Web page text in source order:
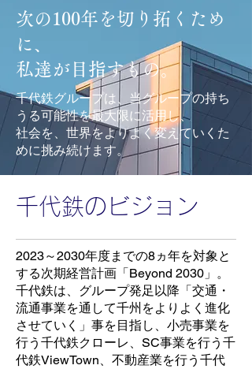
次の100年を切り拓くため
に、
​私達が目指すもの。
千代鉄グループは、当グループの持ち
うる可能性を最大限に活用し、
​社会を、世界をよりよく変えていくた
めに挑み続けます。
千代鉄のビジョン
2023～2030年度までの8ヵ年を対象と
する次期経営計画「Beyond 2030」。
千代鉄は、グループ発足以降「交通・
流通事業を通して千州をよりよく進化
させていく」事を目指し、小売事業を
行う千代鉄クローレ、SC事業を行う千
代鉄ViewTown、不動産業を行う千代